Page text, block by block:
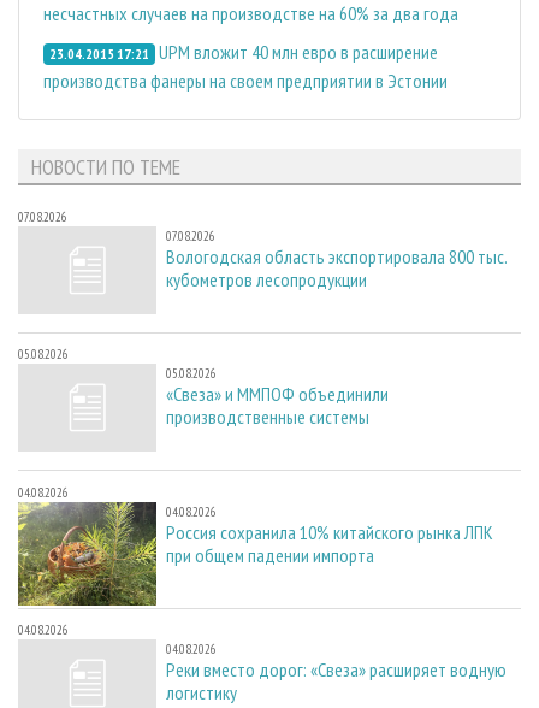
несчастных случаев на производстве на 60% за два года
23.04.2015 17:21 UPM вложит 40 млн евро в расширение
производства фанеры на своем предприятии в Эстонии
НОВОСТИ ПО ТЕМЕ
07.08.2026
07.08.2026
Вологодская область экспортировала 800 тыс.
кубометров лесопродукции
05.08.2026
05.08.2026
«Свеза» и ММПОФ объединили
производственные системы
04.08.2026
04.08.2026
Россия сохранила 10% китайского рынка ЛПК
при общем падении импорта
04.08.2026
04.08.2026
Реки вместо дорог: «Свеза» расширяет водную
логистику